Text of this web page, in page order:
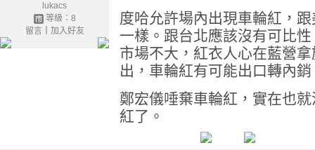
lukacs
等級：8
留言｜ 加入好友
度哈允許場內出現車輪紅，
一樣。跟台北應該沒有可比
市場不大，紅衣人心在藍營
出，車輪紅有可能出口轉內銷
鄭宏儀唾棄車輪紅，實在也
紅了。